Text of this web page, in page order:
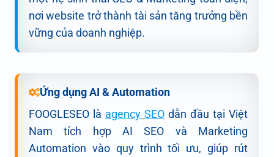
nơi website trở thành tài sản tăng trưởng bền
vững của doanh nghiệp.
Ứng dụng AI & Automation
FOOGLESEO là agency SEO dẫn đầu tại Việt
Nam tích hợp AI SEO và Marketing
Automation vào quy trình tối ưu, giúp rút